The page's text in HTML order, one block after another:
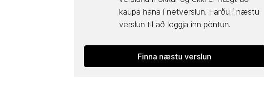
kaupa hana í netverslun. Farðu í næstu
verslun til að leggja inn pöntun.
Finna næstu verslun